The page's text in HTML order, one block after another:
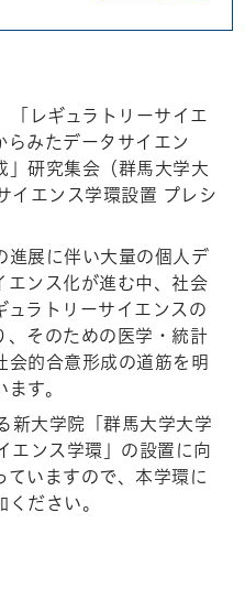
レギュラトリーサイエ
らみたデータサイエン
」研究集会（群馬大学大
イエンス学環設置 プレシ
進展に伴い大量の個人デ
エンス化が進む中、社会
ュラトリーサイエンスの
、そのための医学・統計
会的合意形成の道筋を明
す。
新大学院「群馬大学大学
エンス学環」の設置に向
ていますので、本学環に
ださい。